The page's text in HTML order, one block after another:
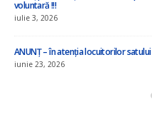
voluntară !!!
iulie 3, 2026
ANUNȚ – în atenția locuitorilor satului
iunie 23, 2026